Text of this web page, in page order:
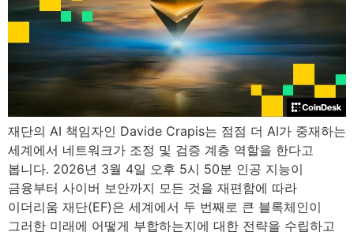
재단의 AI 책임자인 Davide Crapis는 점점 더 AI가 중재하는
세계에서 네트워크가 조정 및 검증 계층 역할을 한다고
봅니다. 2026년 3월 4일 오후 5시 50분 인공 지능이
금융부터 사이버 보안까지 모든 것을 재편함에 따라
이더리움 재단(EF)은 세계에서 두 번째로 큰 블록체인이
그러한 미래에 어떻게 부합하는지에 대한 전략을 수립하고